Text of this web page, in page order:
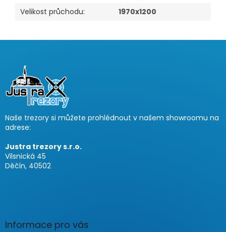
Velikost průchodu: 1970x1200
a
Naše trezory si můžete prohlédnout v našem showroomu na
adrese:
Justra trezory s.r.o.
Vilsnická 45
Děčín, 40502
Informace pro vás